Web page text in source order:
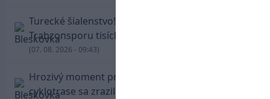
Turecké šialenstvo! Salaha vítali na štadióne
Trabzonsporu tisícky fanúšikov
(07. 08. 2026 - 09:43)
Hrozivý moment pre Zdena Cháru! Na
cyklotrase sa zrazil s bežcom